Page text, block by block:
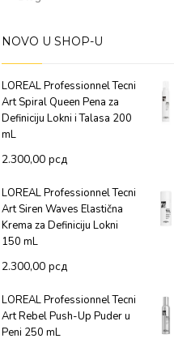
NOVO U SHOP-U
LOREAL Professionnel Tecni
Art Spiral Queen Pena za
Definiciju Lokni i Talasa 200
mL
2.300,00 рсд
LOREAL Professionnel Tecni
Art Siren Waves Elastična
Krema za Definiciju Lokni
150 mL
2.300,00 рсд
LOREAL Professionnel Tecni
Art Rebel Push-Up Puder u
Peni 250 mL